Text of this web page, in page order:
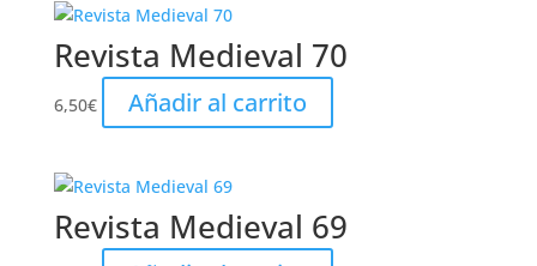
Revista Medieval 70
6,50€ Añadir al carrito
Revista Medieval 69